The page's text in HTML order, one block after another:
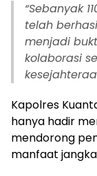
“Sebanyak
telah
menjadi
kolaborasi
Kapolres
hanya hadir
mendorong
manfaat